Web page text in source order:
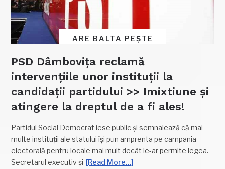
ARE BALTA PEȘTE
PSD Dâmbovița reclamă
intervențiile unor instituții la
candidații partidului >> Imixtiune și
atingere la dreptul de a fi ales!
Partidul Social Democrat iese public și semnalează că mai
multe instituții ale statului își pun amprenta pe campania
electorală pentru locale mai mult decât le-ar permite legea.
Secretarul executiv și [Read More…]